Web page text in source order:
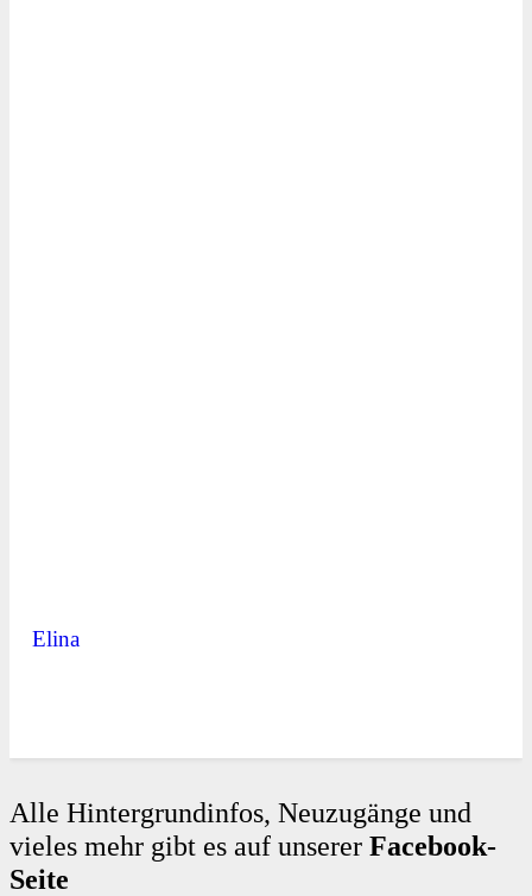
Elina
Alle Hintergrundinfos, Neuzugänge und
vieles mehr gibt es auf unserer Facebook-
Seite